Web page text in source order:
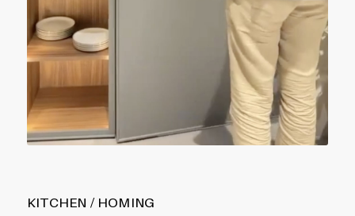
KITCHEN / HOMING